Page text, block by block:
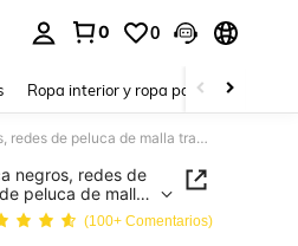
0 0
Ropa interior y ropa para dormir
3/4/5/6/8/10 piezas Gorros de peluca negros, redes de peluca de malla transpirable, gorros de peluca de malla unisex, redes para el cabello, accesorios para el cabello
negros, redes de
peluca de malla
para el cabello(100+ Comentarios)